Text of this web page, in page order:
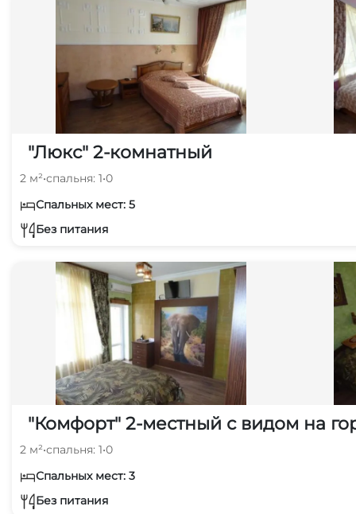
"Люкс" 2-комнатный
2 м²•спальня: 1•0
Спальных мест: 5
Без питания
"Комфорт" 2-местный с видом на
2 м²•спальня: 1•0
Спальных мест: 3
Без питания